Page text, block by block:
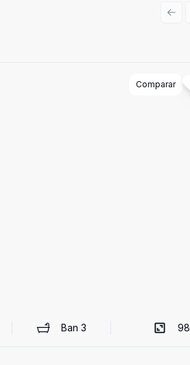
Comparar
Ban 3 98